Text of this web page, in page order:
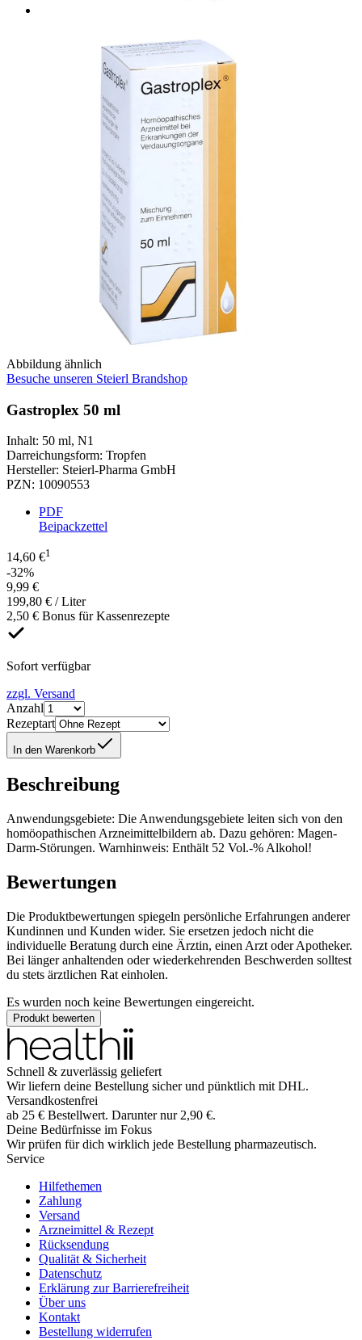
Abbildung ähnlich
Besuche unseren Steierl Brandshop
Gastroplex 50 ml
Inhalt: 50 ml, N1
Darreichungsform: Tropfen
Hersteller: Steierl-Pharma GmbH
PZN: 10090553
PDF
Beipackzettel
14,60 €1
-32%
9,99 €
199,80 € / Liter
2,50 € Bonus für Kassenrezepte
Sofort verfügbar
zzgl. Versand
Anzahl
Rezeptart
In den Warenkorb
Beschreibung
Anwendungsgebiete: Die Anwendungsgebiete leiten sich von den
homöopathischen Arzneimittelbildern ab. Dazu gehören: Magen-
Darm-Störungen. Warnhinweis: Enthält 52 Vol.-% Alkohol!
Bewertungen
Die Produktbewertungen spiegeln persönliche Erfahrungen anderer
Kundinnen und Kunden wider. Sie ersetzen jedoch nicht die
individuelle Beratung durch eine Ärztin, einen Arzt oder Apotheker.
Bei länger anhaltenden oder wiederkehrenden Beschwerden solltest
du stets ärztlichen Rat einholen.
Es wurden noch keine Bewertungen eingereicht.
Produkt bewerten
Schnell & zuverlässig geliefert
Wir liefern deine Bestellung sicher und pünktlich mit DHL.
Versandkostenfrei
ab 25 € Bestellwert. Darunter nur 2,90 €.
Deine Bedürfnisse im Fokus
Wir prüfen für dich wirklich jede Bestellung pharmazeutisch.
Service
Hilfethemen
Zahlung
Versand
Arzneimittel & Rezept
Rücksendung
Qualität & Sicherheit
Datenschutz
Erklärung zur Barrierefreiheit
Über uns
Kontakt
Bestellung widerrufen